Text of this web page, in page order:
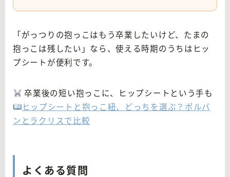
「がっつりの抱っこはもう卒業したいけど、たまの
抱っこは残したい」なら、使える時期のうちはヒッ
プシートが便利です。
卒業後の短い抱っこに、ヒップシートという手も
ヒップシートと抱っこ紐、どっちを選ぶ？ポルバ
ンとラクリスで比較
よくある質問